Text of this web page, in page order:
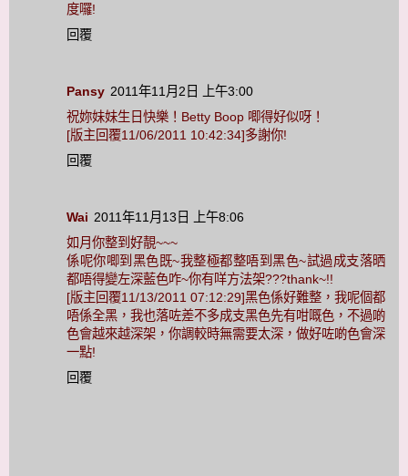
度囉!
回覆
Pansy 2011年11月2日 上午3:00
祝妳妹妹生日快樂！Betty Boop 唧得好似呀！
[版主回覆11/06/2011 10:42:34]多謝你!
回覆
Wai 2011年11月13日 上午8:06
如月你整到好靚~~~
係呢你唧到黑色既~我整極都整唔到黑色~試過成支落晒
都唔得變左深藍色咋~你有咩方法架???thank~!!
[版主回覆11/13/2011 07:12:29]黑色係好難整，我呢個都
唔係全黑，我也落咗差不多成支黑色先有咁嘅色，不過啲
色會越來越深架，你調較時無需要太深，做好咗啲色會深
一點!
回覆